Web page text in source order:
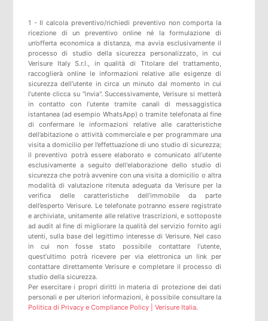
1 - Il calcola preventivo/richiedi preventivo non comporta la
ricezione di un preventivo online né la formulazione di
un’offerta economica a distanza, ma avvia esclusivamente il
processo di studio della sicurezza personalizzato, in cui
Verisure Italy S.r.l., in qualità di Titolare del trattamento,
raccoglierà online le informazioni relative alle esigenze di
sicurezza dell'utente in circa un minuto dal momento in cui
l’utente clicca su "invia". Successivamente, Verisure si metterà
in contatto con l’utente tramite canali di messaggistica
istantanea (ad esempio WhatsApp) o tramite telefonata al fine
di confermare le informazioni relative alle caratteristiche
dell’abitazione o attività commerciale e per programmare una
visita a domicilio per l’effettuazione di uno studio di sicurezza;
il preventivo potrà essere elaborato e comunicato all’utente
esclusivamente a seguito dell'elaborazione dello studio di
sicurezza che potrà avvenire con una visita a domicilio o altra
modalità di valutazione ritenuta adeguata da Verisure per la
verifica delle caratteristiche dell’immobile da parte
dell’esperto Verisure. Le telefonate potranno essere registrate
e archiviate, unitamente alle relative trascrizioni, e sottoposte
ad audit al fine di migliorare la qualità del servizio fornito agli
utenti, sulla base del legittimo interesse di Verisure. Nel caso
in cui non fosse stato possibile contattare l’utente,
quest’ultimo potrà ricevere per via elettronica un link per
contattare direttamente Verisure e completare il processo di
studio della sicurezza.
Per esercitare i propri diritti in materia di protezione dei dati
personali e per ulteriori informazioni, è possibile consultare la
Politica di Privacy e Compliance Policy | Verisure Italia.